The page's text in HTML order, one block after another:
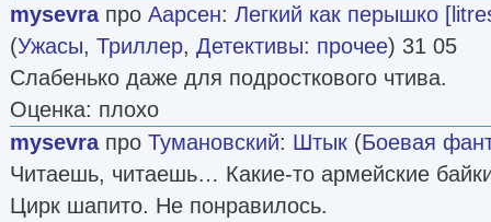
mysevraпро Аарсен: Легкий как перышко
(Ужасы, Триллер, Детективы: прочее) 31 05
Слабенько даже для подросткового чтива.
Оценка: плохо
mysevraпро Тумановский: Штык (Боевая
Читаешь, читаешь… Какие-то армейские
Цирк шапито. Не понравилось.